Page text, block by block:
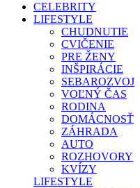
CELEBRITY
LIFESTYLE
CHUDNUTIE
CVIČENIE
PRE ŽENY
INŠPIRÁCIE
SEBAROZVOJ
VOĽNÝ ČAS
RODINA
DOMÁCNOSŤ
ZÁHRADA
AUTO
ROZHOVORY
KVÍZY
LIFESTYLE